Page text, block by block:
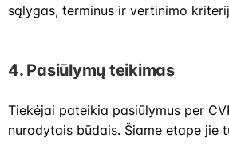
sąlygas, terminus ir vertinimo
4. Pasiūlymų teikimas
Tiekėjai pateikia pasiūlymus per
nurodytais būdais. Šiame etape jie